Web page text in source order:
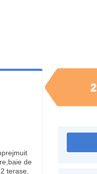
de
terase,